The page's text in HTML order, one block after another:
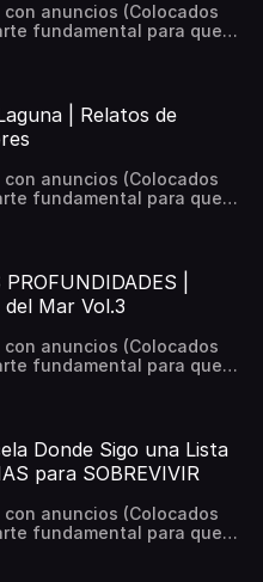
anuncios (Colocados
fundamental para que
noches comunidad,
3 historias de terror
así como leyendas en
comprensión; criaturas
a cualquiera antes de
Sin más, apaga las
como el protagonista de
experiencia
| Relatos de
anuncios (Colocados
fundamental para que
gusto acompañarlos una
Abismo. Espero disfruten
que da vida a este
qué te parecieron.
una experiencia
privacy for more
|
Mar Vol.3
anuncios (Colocados
fundamental para que
esconde tan extraños
noche descubrirás por
y comentario. Comparte
nos ayuda bastante.📌
Envíala a:
Donde Sigo una Lista
para SOBREVIVIR
anuncios (Colocados
fundamental para que
el siguiente relato
tenerlos aquí y leer sus